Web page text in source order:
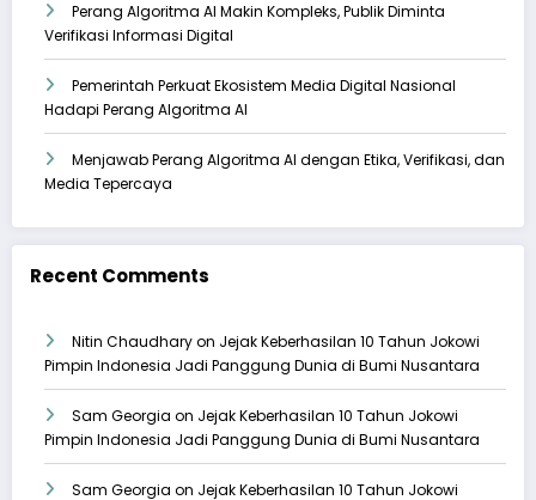
Perang Algoritma AI Makin Kompleks, Publik Diminta
Verifikasi Informasi Digital
Pemerintah Perkuat Ekosistem Media Digital Nasional
Hadapi Perang Algoritma AI
Menjawab Perang Algoritma AI dengan Etika, Verifikasi, dan
Media Tepercaya
Recent Comments
Nitin Chaudharyon Jejak Keberhasilan 10 Tahun Jokowi
Pimpin Indonesia Jadi Panggung Dunia di Bumi Nusantara
Sam Georgia on Jejak Keberhasilan 10 Tahun Jokowi
Pimpin Indonesia Jadi Panggung Dunia di Bumi Nusantara
Sam Georgia on Jejak Keberhasilan 10 Tahun Jokowi